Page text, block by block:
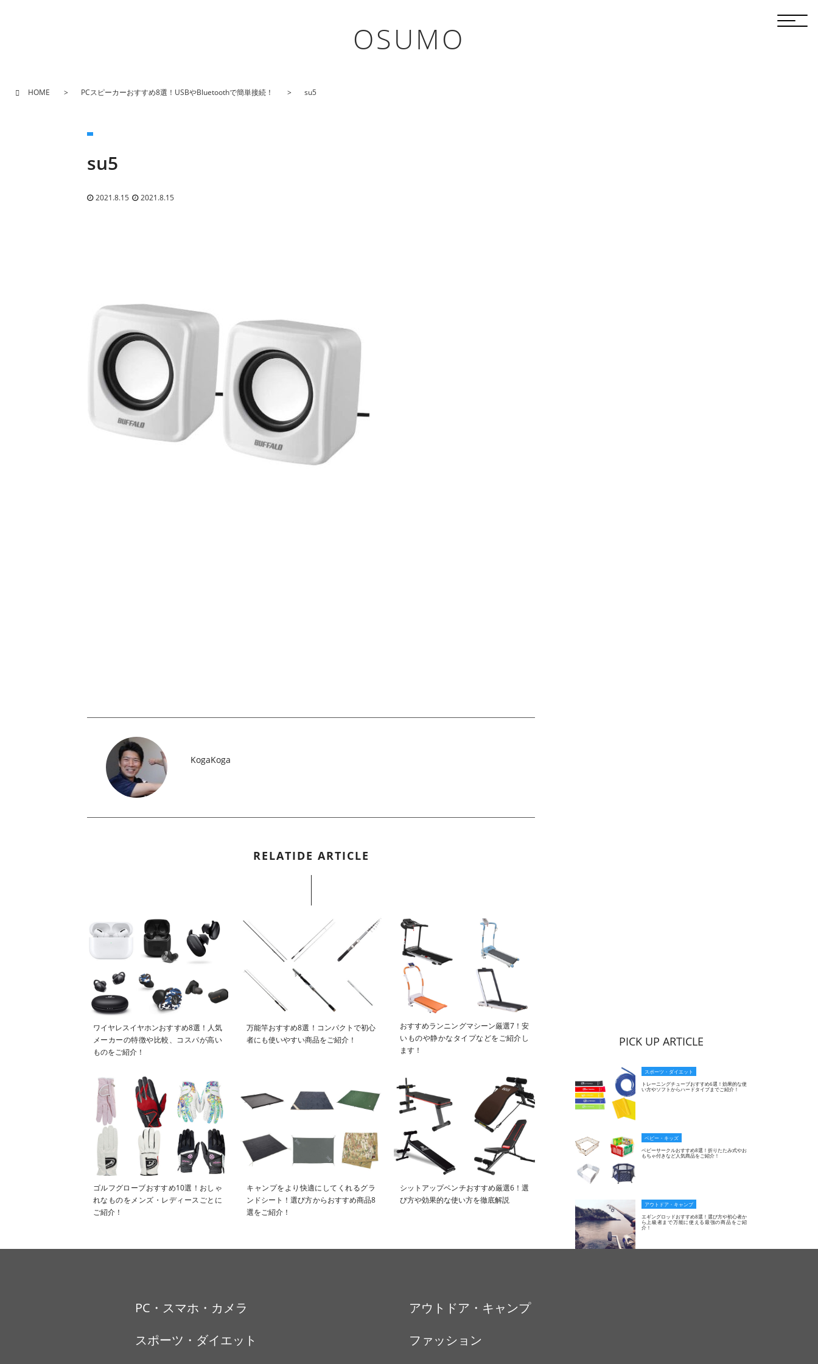
OSUMO
HOME PCスピーカーおすすめ8選！USBやBluetoothで簡単接続！ su5
su5
2021.8.15 2021.8.15
KogaKoga
RELATIDE ARTICLE
ワイヤレスイヤホンおすすめ8選！人気
メーカーの特徴や比較、コスパが高い
ものをご紹介！
万能竿おすすめ8選！コンパクトで初心
者にも使いやすい商品をご紹介！
おすすめランニングマシーン厳選7！安
いものや静かなタイプなどをご紹介し
ます！
ゴルフグローブおすすめ10選！おしゃ
れなものをメンズ・レディースごとに
ご紹介！
キャンプをより快適にしてくれるグラ
ンドシート！選び方からおすすめ商品8
選をご紹介！
シットアップベンチおすすめ厳選6！選
び方や効果的な使い方を徹底解説
PICK UP ARTICLE
スポーツ・ダイエット
トレーニングチューブおすすめ6選！効果的な使
い方やソフトからハードタイプまでご紹介！
ベビー・キッズ
ベビーサークルおすすめ8選！折りたたみ式やお
もちゃ付きなど人気商品をご紹介！
アウトドア・キャンプ
エギングロッドおすすめ8選！選び方や初心者か
ら上級者まで万能に使える最強の商品をご紹
介！
PC・スマホ・カメラ
アウトドア・キャンプ
スポーツ・ダイエット
ファッション